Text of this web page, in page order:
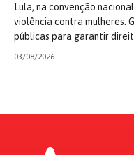
Lula, na convenção
violência contra mulheres.
públicas para garantir
03/08/2026